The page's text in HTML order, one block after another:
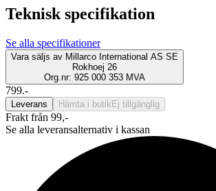
Teknisk specifikation
Se alla specifikationer
Vara säljs av Millarco International AS SE
Rokhoej 26
Org.nr: 925 000 353 MVA
799.-
Leverans Hämta i butik Ej tillgänglig
Frakt från 99,-
Se alla leveransalternativ i kassan